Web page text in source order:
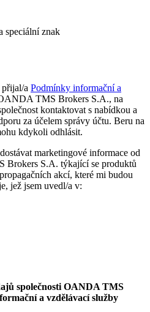
speciální znak
a Podmínky informační a
TMS Brokers S.A., na
kontaktovat s nabídkou a
za účelem správy účtu. Beru na
kdykoli odhlásit.
marketingové informace od
Brokers S.A. týkající se produktů
akcí, které mi budou
jež jsem uvedl/a v:
společnosti OANDA TMS
a vzdělávací služby